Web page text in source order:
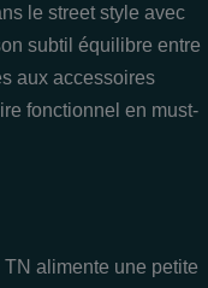
le street style avec
subtil équilibre entre
aux accessoires
fonctionnel en must-
TN alimente une petite